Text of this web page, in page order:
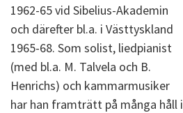
1962-65 vid Sibelius-Akademin
och därefter bl.a. i Västtyskland
1965-68. Som solist, liedpianist
(med bl.a. M. Talvela och B.
Henrichs) och kammarmusiker
har han framträtt på många håll i